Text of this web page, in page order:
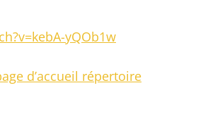
yQOb1w
d’accueil répertoire